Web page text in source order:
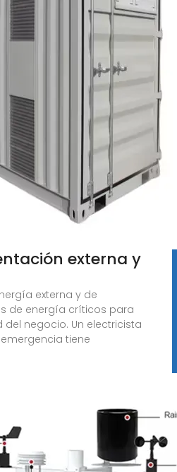
externa y
externa y de
de energía críticos para
negocio. Un electricista
tiene